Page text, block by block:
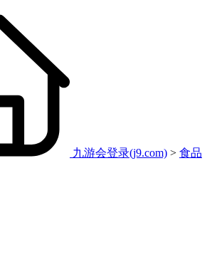
九游会登录(j9.com) > 食品